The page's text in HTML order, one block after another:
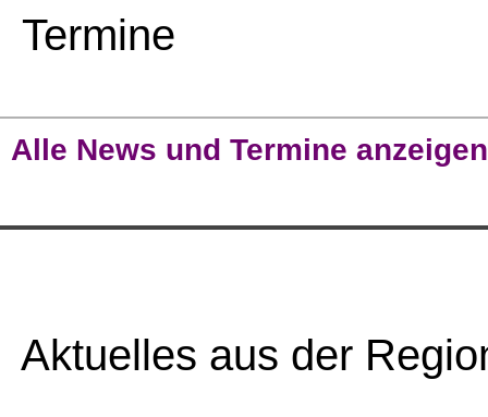
Termine
Alle News und Termine anzeigen
Aktuelles aus der